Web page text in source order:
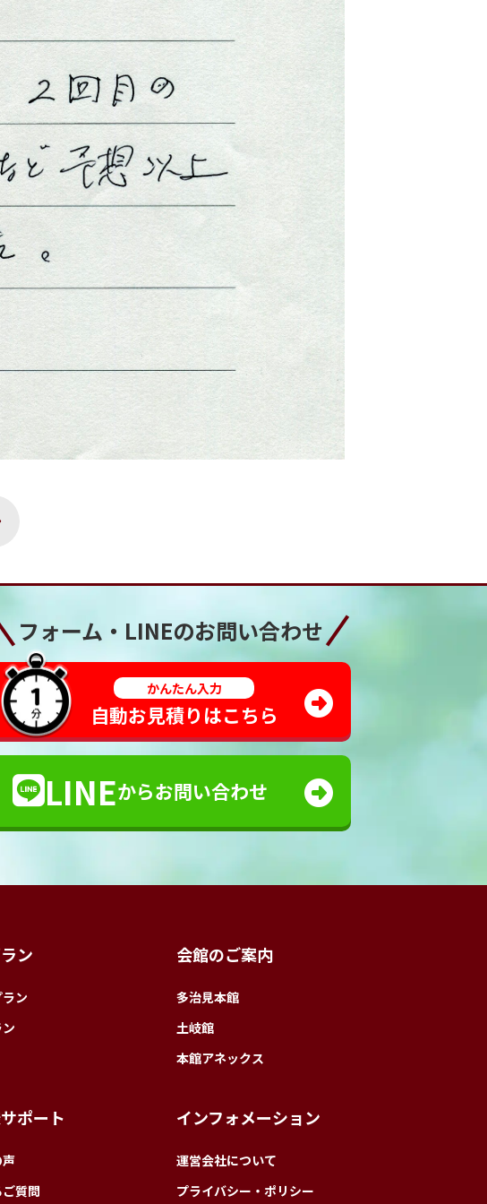
フォーム・LINEのお問い合わせ
かんたん入力
自動お見積りはこちら
LINEからお問い合わせ
ン
ン
会館のご案内
多治見本館
土岐館
本館アネックス
ポート
質問
インフォメーション
運営会社について
プライバシー・ポリシー